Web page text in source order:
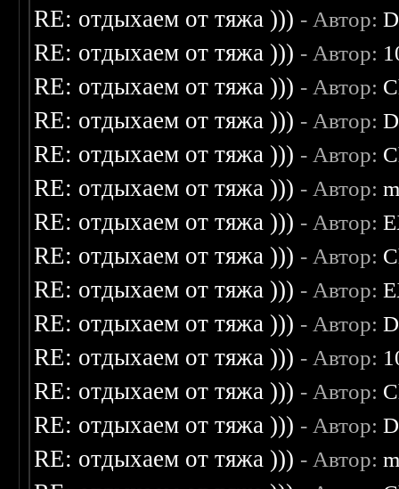
RE: отдыхаем от тяжа ))) - Автор:
RE: отдыхаем от тяжа ))) - Автор:
RE: отдыхаем от тяжа ))) - Автор:
RE: отдыхаем от тяжа ))) - Автор:
RE: отдыхаем от тяжа ))) - Автор:
RE: отдыхаем от тяжа ))) - Автор:
RE: отдыхаем от тяжа ))) - Автор:
RE: отдыхаем от тяжа ))) - Автор:
RE: отдыхаем от тяжа ))) - Автор:
RE: отдыхаем от тяжа ))) - Автор:
RE: отдыхаем от тяжа ))) - Автор:
RE: отдыхаем от тяжа ))) - Автор:
RE: отдыхаем от тяжа ))) - Автор:
RE: отдыхаем от тяжа ))) - Автор: